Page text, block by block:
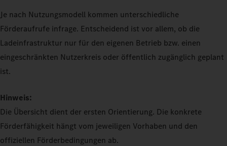
Je nach Nutzungsmodell kommen unterschiedliche
Förderaufrufe infrage. Entscheidend ist vor allem, ob die
Ladeinfrastruktur nur für den eigenen Betrieb bzw. einen
eingeschränkten Nutzerkreis oder öffentlich zugänglich geplant
ist.
Hinweis:
Die Übersicht dient der ersten Orientierung. Die konkrete
Förderfähigkeit hängt vom jeweiligen Vorhaben und den
offiziellen Förderbedingungen ab.